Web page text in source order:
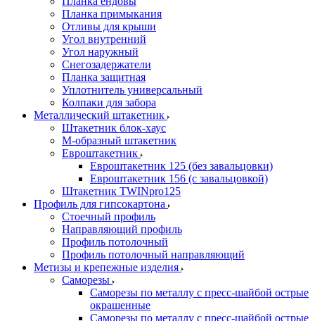
Планка примыкания
Отливы для крыши
Угол внутренний
Угол наружный
Снегозадержатели
Планка защитная
Уплотнитель универсальный
Колпаки для забора
Металлический штакетник
Штакетник блок-хаус
М-образный штакетник
Евроштакетник
Евроштакетник 125 (без завальцовки)
Евроштакетник 156 (с завальцовкой)
Штакетник TWINpro125
Профиль для гипсокартона
Стоечный профиль
Направляющий профиль
Профиль потолочный
Профиль потолочный направляющий
Метизы и крепежные изделия
Саморезы
Саморезы по металлу с пресс-шайбой острые
окрашенные
Саморезы по металлу с пресс-шайбой острые